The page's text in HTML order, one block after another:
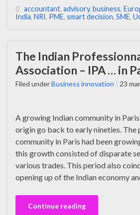
accountant, advisory, business,
India, NRI, PME, smart decision, SME,
The Indian
Association – IPA … in
Filed underBusiness innovation 23
A growing Indian community in Paris
origin go back to early nineties. The
community in Paris had been
this growth consisted of disparate
various trades. This period also
opening up of the Indian economy
Continue reading